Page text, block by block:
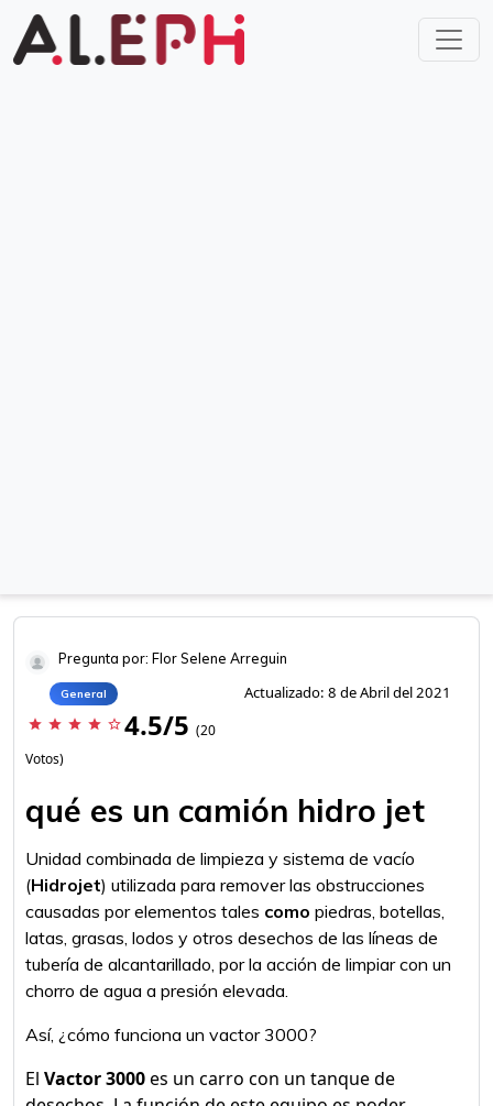
Pregunta por: Flor Selene Arreguin
General Actualizado: 8 de Abril del 2021
star star star star star_border 4.5/5 (20
Votos)
qué es un camión hidro jet
Unidad combinada de limpieza y sistema de vacío
(Hidrojet) utilizada para remover las obstrucciones
causadas por elementos tales como piedras, botellas,
latas, grasas, lodos y otros desechos de las líneas de
tubería de alcantarillado, por la acción de limpiar con un
chorro de agua a presión elevada.
Así, ¿cómo funciona un vactor 3000?
El Vactor 3000es un carro con un tanque de